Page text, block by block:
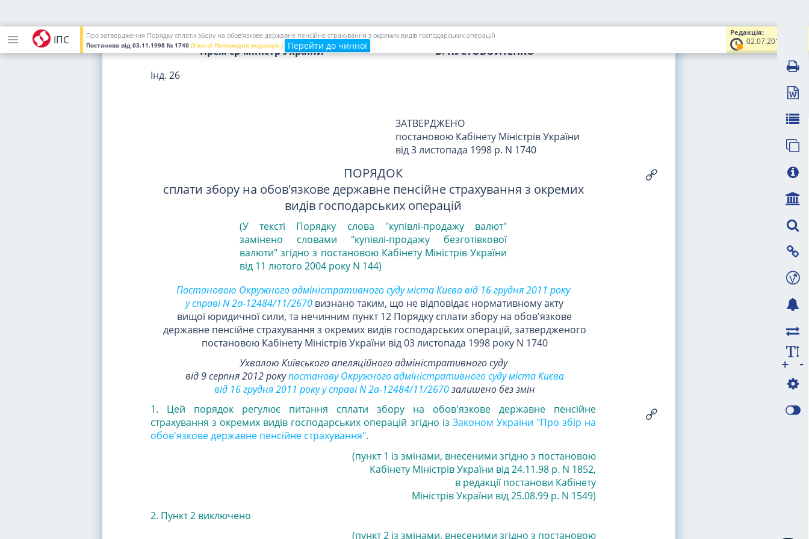
ІПС
Редакція:
02.07.2014
Про затвердження Порядку сплати збору на обов'язкове державне пенсійне страхування з окремих видів господарських операцій
Постанова від 03.11.1998 № 1740 (Увага! Попередня редакція.) Перейти до чинної
Прем'єр-міністр України
В. ПУСТОВОЙТЕНКО
Інд. 26
ЗАТВЕРДЖЕНО
постановою Кабінету Міністрів України
від 3 листопада 1998 р. N 1740
ПОРЯДОК
сплати збору на обов'язкове державне пенсійне страхування з окремих
видів господарських операцій
(У тексті Порядку слова "купівлі-продажу валют"
замінено словами "купівлі-продажу безготівкової
валюти" згідно з постановою Кабінету Міністрів України
від 11 лютого 2004 року N 144)
Постановою Окружного адміністративного суду міста Києва від 16 грудня 2011 року
у справі N 2а-12484/11/2670 визнано таким, що не відповідає нормативному акту
вищої юридичної сили, та нечинним пункт 12 Порядку сплати збору на обов'язкове
державне пенсійне страхування з окремих видів господарських операцій, затвердженого
постановою Кабінету Міністрів України від 03 листопада 1998 року N 1740
Ухвалою Київського апеляційного адміністративного суду
від 9 серпня 2012 рокупостанову Окружного адміністративного суду міста Києва
від 16 грудня 2011 року у справі N 2а-12484/11/2670залишено без змін
1. Цей порядок регулює питання сплати збору на обов'язкове державне пенсійне
страхування з окремих видів господарських операцій згідно із Законом України "Про збір на
обов'язкове державне пенсійне страхування".
(пункт 1 із змінами, внесеними згідно з постановою
Кабінету Міністрів України від 24.11.98 р. N 1852,
в редакції постанови Кабінету
Міністрів України від 25.08.99 р. N 1549)
2. Пункт 2 виключено
(пункт 2 із змінами, внесеними згідно з постановою
-
+